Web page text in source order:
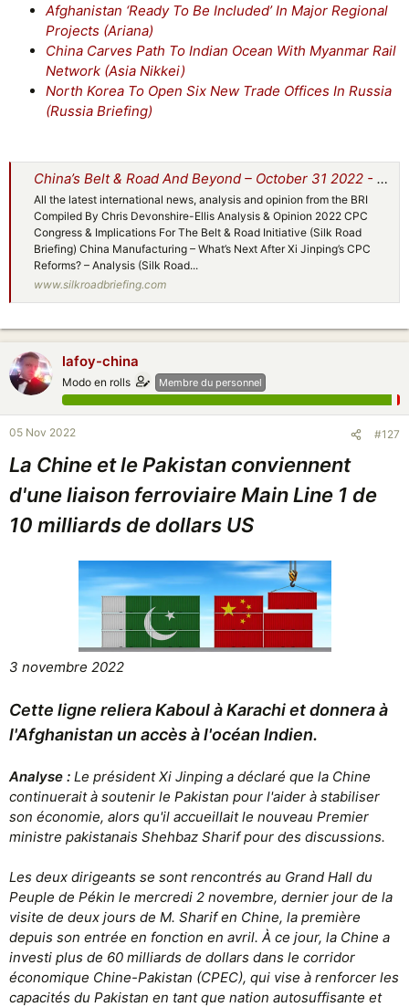
Afghanistan ‘Ready To Be Included’ In Major Regional
Projects (Ariana)
China Carves Path To Indian Ocean With Myanmar Rail
Network (Asia Nikkei)
North Korea To Open Six New Trade Offices In Russia
(Russia Briefing)
China’s Belt & Road And Beyond – October 31 2022 - Silk Road Briefing
All the latest international news, analysis and opinion from the BRI
Compiled By Chris Devonshire-Ellis Analysis & Opinion 2022 CPC
Congress & Implications For The Belt & Road Initiative (Silk Road
Briefing) China Manufacturing – What’s Next After Xi Jinping’s CPC
Reforms? – Analysis (Silk Road...
www.silkroadbriefing.com
lafoy-china
Modo en rolls Membre du personnel
05 Nov 2022 #127
La Chine et le Pakistan conviennent
d'une liaison ferroviaire Main Line 1 de
10 milliards de dollars US
3 novembre 2022
Cette ligne reliera Kaboul à Karachi et donnera à
l'Afghanistan un accès à l'océan Indien.
Analyse : Le président Xi Jinping a déclaré que la Chine
continuerait à soutenir le Pakistan pour l'aider à stabiliser
son économie, alors qu'il accueillait le nouveau Premier
ministre pakistanais Shehbaz Sharif pour des discussions.
Les deux dirigeants se sont rencontrés au Grand Hall du
Peuple de Pékin le mercredi 2 novembre, dernier jour de la
visite de deux jours de M. Sharif en Chine, la première
depuis son entrée en fonction en avril. À ce jour, la Chine a
investi plus de 60 milliards de dollars dans le corridor
économique Chine-Pakistan (CPEC), qui vise à renforcer les
capacités du Pakistan en tant que nation autosuffisante et